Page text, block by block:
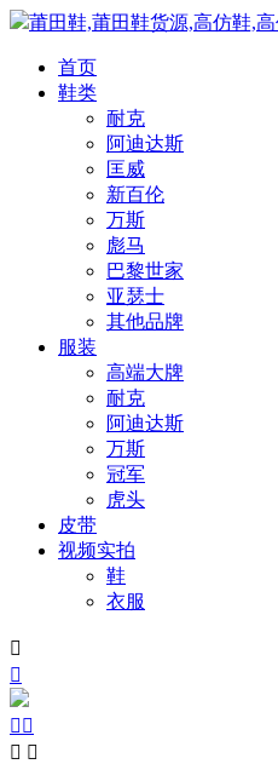
莆田鞋,莆田鞋货源,高仿鞋,
首页
鞋类
耐克
阿迪达斯
匡威
新百伦
万斯
彪马
巴黎世家
亚瑟士
其他品牌
服装
高端大牌
耐克
阿迪达斯
万斯
冠军
虎头
皮带
视频实拍
鞋
衣服


 
 